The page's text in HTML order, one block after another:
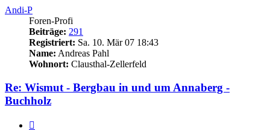
Andi-P
Foren-Profi
Beiträge: 291
Registriert: Sa. 10. Mär 07 18:43
Name: Andreas Pahl
Wohnort: Clausthal-Zellerfeld
Re: Wismut - Bergbau in und um Annaberg -
Buchholz